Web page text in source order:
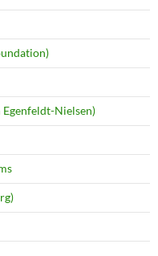
Egenfeldt-Nielsen)